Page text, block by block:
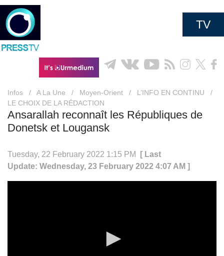
TV
Infos / A La Une / Moyen-Orient / L’INFO EN CONTINU
/
LE CHOIX DE LA RÉDACTION
Ansarallah reconnaît les Républiques de
Donetsk et Lougansk
Tuesday, 22 February 2022 1:15 PM
[ Last
Update: Wednesday, 23 February 2022 4:07 AM ]